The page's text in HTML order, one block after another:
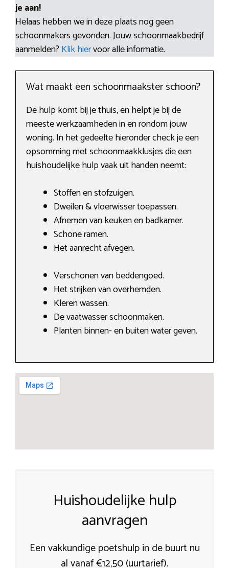
je aan!
Helaas hebben we in deze plaats nog geen
schoonmakers gevonden. Jouw schoonmaakbedrijf
aanmelden? Klik hiervoor alle informatie.
Wat maakt een schoonmaakster schoon?
De hulp komt bij je thuis, en helpt je bij de
meeste werkzaamheden in en rondom jouw
woning. In het gedeelte hieronder check je een
opsomming met schoonmaakklusjes die een
huishoudelijke hulp vaak uit handen neemt:
Stoffen en stofzuigen.
Dweilen & vloerwisser toepassen.
Afnemen van keuken en badkamer.
Schone ramen.
Het aanrecht afvegen.
Verschonen van beddengoed.
Het strijken van overhemden.
Kleren wassen.
De vaatwasser schoonmaken.
Planten binnen- en buiten water geven.
Huishoudelijke hulp
aanvragen
Een vakkundige poetshulp in de buurt nu
al vanaf €12,50 (uurtarief).